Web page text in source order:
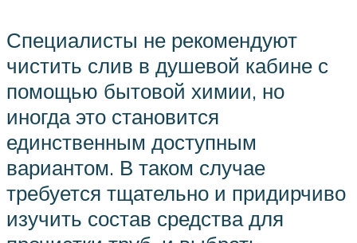
Специалисты не рекомендуют
чистить слив в душевой кабине с
помощью бытовой химии, но
иногда это становится
единственным доступным
вариантом. В таком случае
требуется тщательно и придирчиво
изучить состав средства для